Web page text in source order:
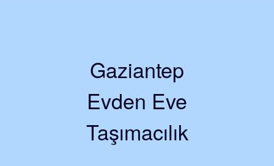
Gaziantep
Evden Eve
Taşımacılık